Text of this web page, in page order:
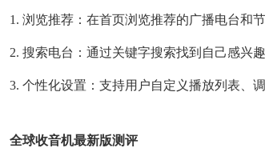
1. 浏览推荐：在首页浏览推荐的广播电台和
2. 搜索电台：通过关键字搜索找到自己感兴
3. 个性化设置：支持用户自定义播放列表、
全球收音机最新版测评